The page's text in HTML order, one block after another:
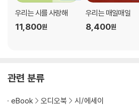
방을 위한 엘레지
죽은 엄마가 아이에게
아르스 포에티카
시를 쓰며 참고한 것들
해설
우리는 시를 사랑해
11,800원
우리는 매일매일
8,400원
관련 분류
eBook 오디오북 시/에세이